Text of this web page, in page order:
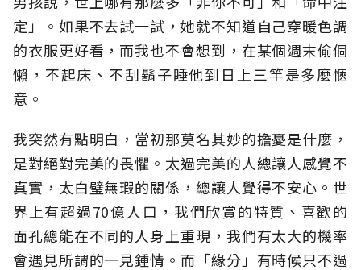
定」。如果不去試一試，她就不知道自己穿暖色調
的衣服更好看，而我也不會想到，在某個週末偷個
懶，不起床、不刮鬍子睡他到日上三竿是多麼愜
意。
我突然有點明白，當初那莫名其妙的擔憂是什麼，
是對絕對完美的畏懼。太過完美的人總讓人感覺不
真實，太白璧無瑕的關係，總讓人覺得不安心。世
界上有超過70億人口，我們欣賞的特質、喜歡的
面孔總能在不同的人身上重現，我們有太大的機率
會遇見所謂的一見鍾情。而「緣分」有時候只不過